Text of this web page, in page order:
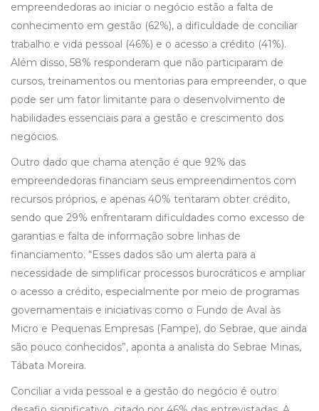
empreendedoras ao iniciar o negócio estão a falta de
conhecimento em gestão (62%), a dificuldade de conciliar
trabalho e vida pessoal (46%) e o acesso a crédito (41%).
Além disso, 58% responderam que não participaram de
cursos, treinamentos ou mentorias para empreender, o que
pode ser um fator limitante para o desenvolvimento de
habilidades essenciais para a gestão e crescimento dos
negócios.
Outro dado que chama atenção é que 92% das
empreendedoras financiam seus empreendimentos com
recursos próprios, e apenas 40% tentaram obter crédito,
sendo que 29% enfrentaram dificuldades como excesso de
garantias e falta de informação sobre linhas de
financiamento. “Esses dados são um alerta para a
necessidade de simplificar processos burocráticos e ampliar
o acesso a crédito, especialmente por meio de programas
governamentais e iniciativas como o Fundo de Aval às
Micro e Pequenas Empresas (Fampe), do Sebrae, que ainda
são pouco conhecidos”, aponta a analista do Sebrae Minas,
Tábata Moreira.
Conciliar a vida pessoal e a gestão do negócio é outro